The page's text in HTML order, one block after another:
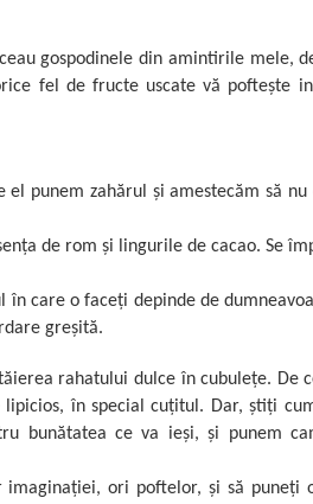
gospodinele din amintirile mele,
fel de fructe uscate vă poftește
punem zahărul și amestecăm să nu
de rom și lingurile de cacao. Se
care o faceți depinde de
greșită.
rahatului dulce în cubulețe. De
în special cuțitul. Dar, știți
bunătatea ce va ieși, și punem
ori poftelor, și să puneți